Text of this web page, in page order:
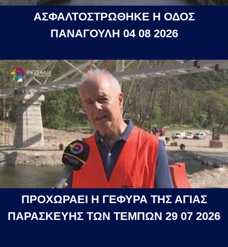
ΑΣΦΑΛΤΟΣΤΡΩΘΗΚΕ Η ΟΔΟΣ
ΠΑΝΑΓΟΥΛΗ 04 08 2026
ΠΡΟΧΩΡΑΕΙ Η ΓΕΦΥΡΑ ΤΗΣ ΑΓΙΑΣ
ΠΑΡΑΣΚΕΥΗΣ ΤΩΝ ΤΕΜΠΩΝ 29 07 2026